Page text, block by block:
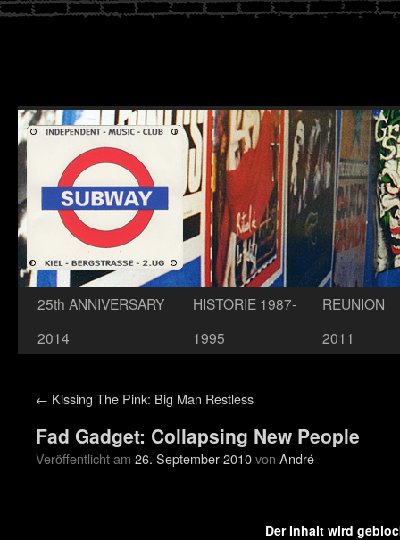
Zum
Inhalt
25th ANNIVERSARY
2014
HISTORIE 1987-
1995
REUNION
2011
← Kissing The Pink: Big Man Restless
Fad Gadget: Collapsing New People
Veröffentlicht am 26. September 2010von André
Der Inhalt wird